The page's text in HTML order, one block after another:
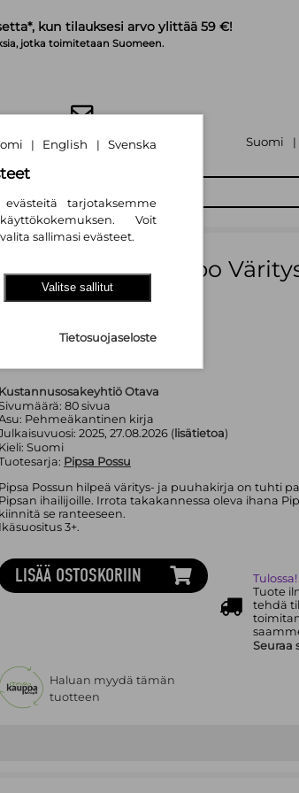
kun tilauksesi arvo ylittää 59 €!
jotka toimitetaan Suomeen.
TILAA UUTISKIRJE Suomi |
Pipsa Possu. Jumbo
puuhakirja
10,10 €
Kustannusosakeyhtiö Otava
80sivua
Pehmeäkantinen kirja
2025, 27.08.2026 (lisätietoa)
Kieli: Suomi
Pipsa Possu
Pipsa Possun hilpeä väritys- ja puuhakirja on tuhti
Pipsan ihailijoille. Irrota takakannessa oleva ihana
kiinnitä se ranteeseen.
Ikäsuositus 3+.
LISÄÄ OSTOSKORIIN
Tulossa!
Tuote
tehdä
Seuraa
Haluan myydä tämän
tuotteen
| English | Svenska
tarjotaksemme
Voit
sallimasi evästeet.
Valitse sallitut
Tietosuojaseloste